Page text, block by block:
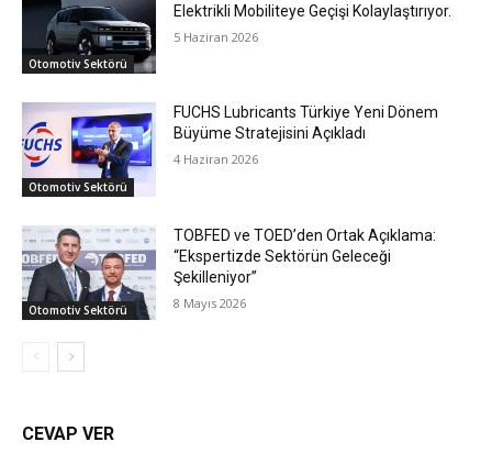
Otomotiv Sektörü
Elektrikli Mobiliteye Geçişi Kolaylaştırıyor.
5 Haziran 2026
Otomotiv Sektörü
FUCHS Lubricants Türkiye Yeni Dönem
Büyüme Stratejisini Açıkladı
4 Haziran 2026
Otomotiv Sektörü
TOBFED ve TOED’den Ortak Açıklama:
“Ekspertizde Sektörün Geleceği
Şekilleniyor”
8 Mayıs 2026
CEVAP VER